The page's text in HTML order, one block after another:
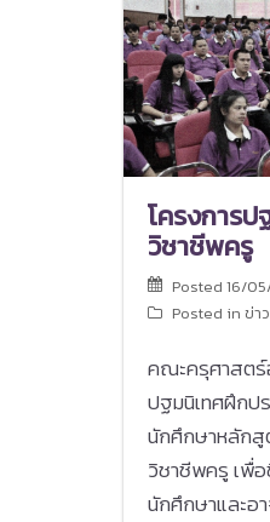
โครงการ
วิชาชีพครู
Posted 16/
Posted in ข่า
คณะครุศาสตร์
ปฐมนิเทศฝึกป
นักศึกษาหลัก
วิชาชีพครู เพื่
นักศึกษาและอ